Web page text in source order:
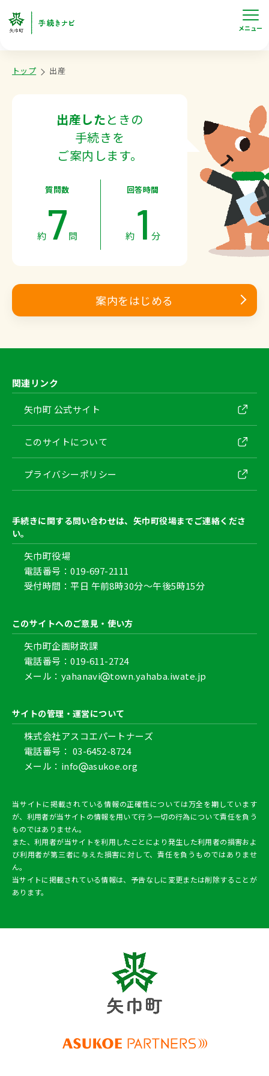
メニュー
トップ 出産
出産したときの
手続きを
ご案内します。
質問数
約7問
回答時間
約 1 分
案内をはじめる
関連リンク
矢巾町 公式サイト
このサイトについて
プライバシーポリシー
手続きに関する問い合わせは、矢巾町役場までご連絡くださ
い。
矢巾町役場
電話番号：019-697-2111
受付時間：平日 午前8時30分～午後5時15分
このサイトへのご意見・使い方
矢巾町企画財政課
電話番号：019-611-2724
メール：yahanavi
town.yahaba.iwate.jp
サイトの管理・運営について
株式会社アスコエパートナーズ
電話番号： 03-6452-8724
メール：info
asukoe.org
当サイトに掲載されている情報の正確性については万全を期しています
が、利用者が当サイトの情報を用いて行う一切の行為について責任を負う
ものではありません。
また、利用者が当サイトを利用したことにより発生した利用者の損害およ
び利用者が第三者に与えた損害に対して、責任を負うものではありませ
ん。
当サイトに掲載されている情報は、予告なしに変更または削除することが
あります。